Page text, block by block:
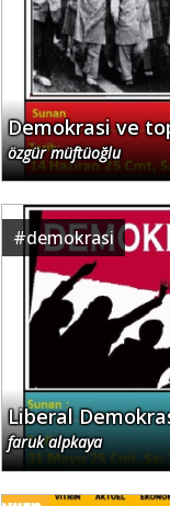
Demokrasi ve
özgür müftüoğlu
#demokrasi
Liberal
faruk alpkaya